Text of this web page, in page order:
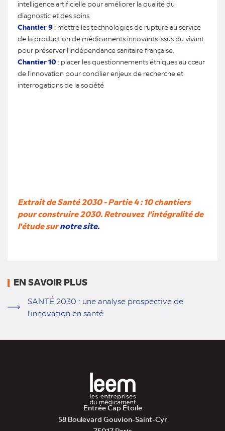
intelligence artificielle pour améliorer la qualité du
diagnostic et des soins
Chantier 9 : mettre les technologies de rupture au service
de la production de médicaments innovants issus du vivant
pour préserver l'indépendance sanitaire française.
Chantier 10 : placer les questionnements éthiques au cœur
de l'innovation pour concilier enjeux de recherche et
interrogations de la société
Extrait de Santé 2030 - Partie 4 : 10 chantiers
pour construire 2030. Retrouvez l'intégralité de
l'étude surnotre site.
EN SAVOIR PLUS
SANTÉ 2030 : une analyse prospective de
l'innovation en santé
Entrée Cap Etoile
58 Boulevard Gouvion-Saint-Cyr